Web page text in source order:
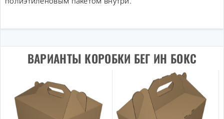
ВАРИАНТЫ КОРОБКИ БЕГ ИН БОКС